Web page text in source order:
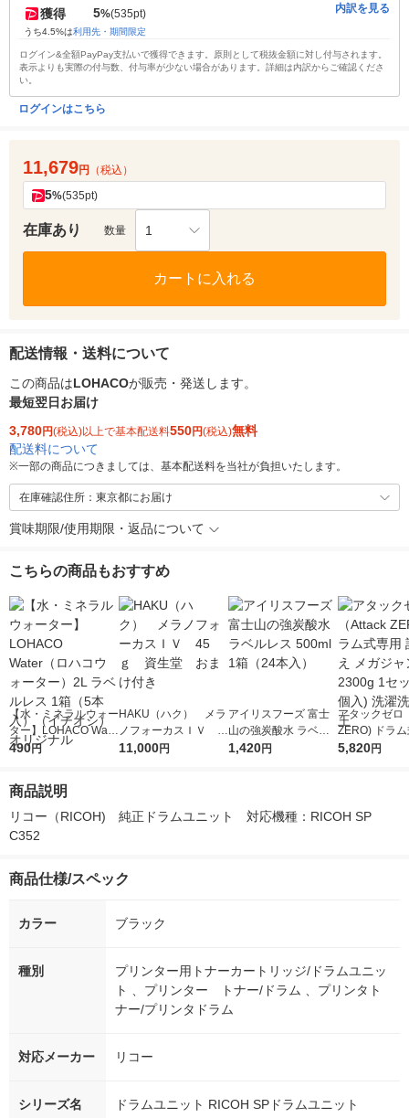
獲得 5%(535pt)
うち4.5%は利用先・期間限定
内訳を見る
ログイン&全額PayPay支払いで獲得できます。原則として税抜金額に対し付与されます。
表示よりも実際の付与数、付与率が少ない場合があります。詳細は内訳からご確認くださ
い。
ログインはこちら
11,679円 （税込）
5%(535pt)
在庫あり 数量 1
カートに入れる
配送情報・送料について
この商品はLOHACOが販売・発送します。
最短翌日お届け
3,780円(税込)以上で基本配送料550円(税込)無料
配送料について
※一部の商品につきましては、基本配送料を当社が負担いたします。
在庫確認住所：東京都にお届け
賞味期限/使用期限・返品について
こちらの商品もおすすめ
【水・ミネラルウォー
ター】LOHACO Wate
r（ロハコウォータ
シ） オリジナル
490円
HAKU（ハク） メラ
ノフォーカスＩＶ 4
5ｇ 資生堂 おまけ
11,000円
アイリスフーズ 富士
山の強炭酸水 ラベル
レス 500ml 1箱（24
1,420円
アタックゼロ
ZERO) ドラ
詰め替え メガ
5,820円
商品説明
リコー（RICOH)　純正ドラムユニット　対応機種：RICOH SP
C352
商品仕様/スペック
カラー ブラック
種別
プリンター用トナーカートリッジ/ドラムユニッ
ト 、プリンター トナー/ドラム 、プリンタト
ナー/プリンタドラム
対応メーカー リコー
シリーズ名 ドラムユニット RICOH SPドラムユニット